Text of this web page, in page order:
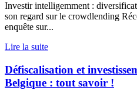
Investir intelligemment :
son regard sur le crowdlending
enquête sur...
Lire la suite
Défiscalisation et
Belgique : tout savoir !